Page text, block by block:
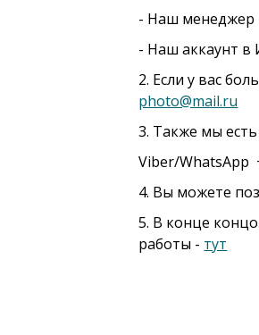
- Наш менеджер
- Наш аккаунт в
2. Если у вас
photo@mail.ru
3. Также мы
Viber/WhatsApp
4. Вы можете
5. В конце
работы - тут